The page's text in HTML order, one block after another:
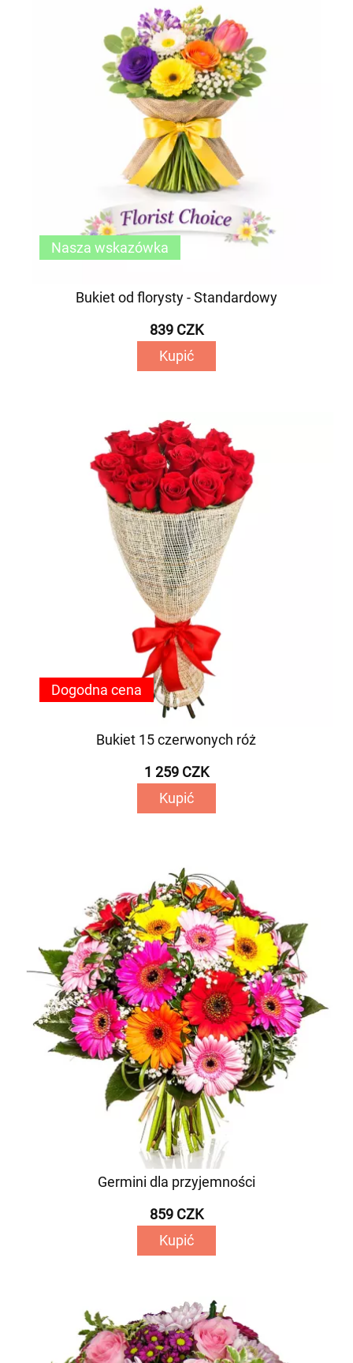
Bukiet od florysty - Standardowy
839 CZK
Kupić
Nasza wskazówka
Bukiet 15 czerwonych róż
1 259 CZK
Kupić
Dogodna cena
Germini dla przyjemności
859 CZK
Kupić